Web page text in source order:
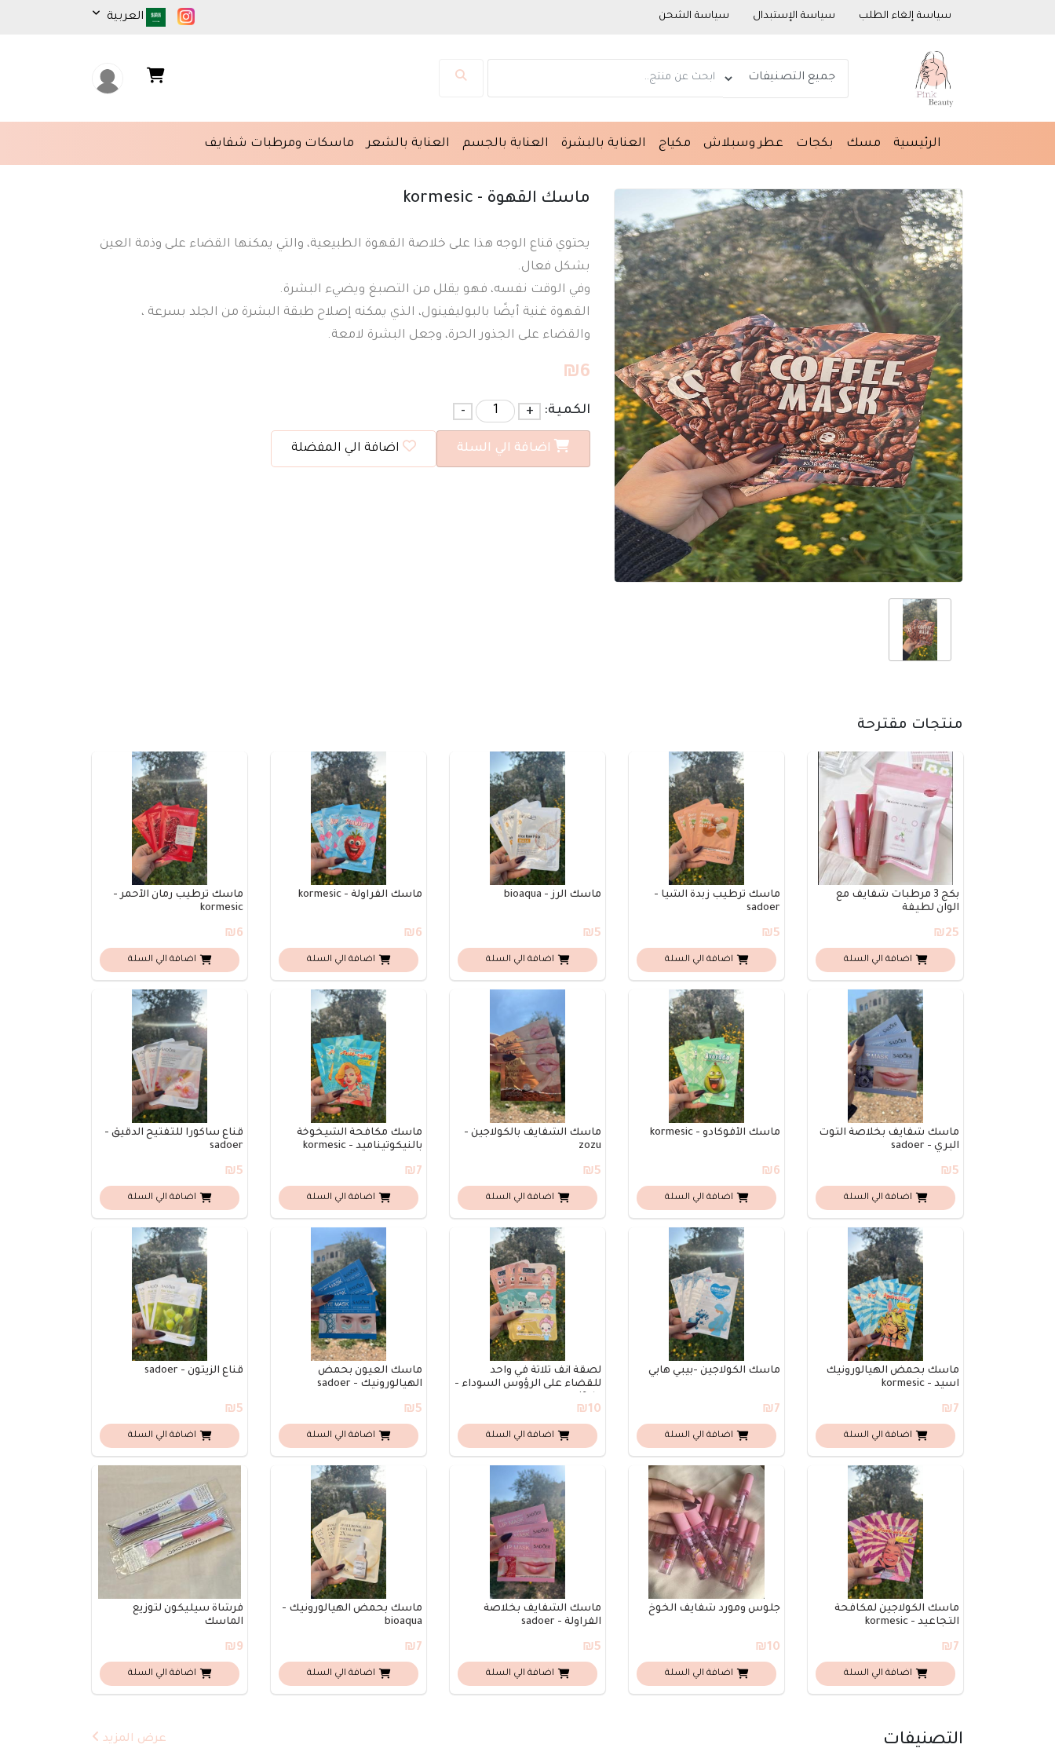
سياسة إلغاء الطلب سياسة الإستبدال سياسة الشحن العربية
الرئيسية مسك بكجات عطر وسبلاش مكياج العناية بالبشرة العناية بالجسم العناية بالشعر ماسكات ومرطبات شفايف
ماسك القهوة - kormesic
يحتوي قناع الوجه هذا على خلاصة القهوة الطبيعية، والتي يمكنها القضاء على وذمة العين
بشكل فعال.
وفي الوقت نفسه، فهو يقلل من التصبغ ويضيء البشرة.
القهوة غنية أيضًا بالبوليفينول، الذي يمكنه إصلاح طبقة البشرة من الجلد بسرعة ،
والقضاء على الجذور الحرة، وجعل البشرة لامعة.
₪6
الكمية: +
-
اضافة الي السلة اضافة الي المفضلة
منتجات مقترحة
بكج 3 مرطبات شفايف مع
الوان لطيفة
₪25
اضافة الي السلة
ماسك ترطيب زبدة الشيا -
sadoer
₪5
اضافة الي السلة
ماسك الرز - bioaqua
₪5
اضافة الي السلة
ماسك الفراولة - kormesic
₪6
اضافة الي السلة
ماسك ترطيب رمان الأحمر -
kormesic
₪6
اضافة الي السلة
ماسك شفايف بخلاصة التوت
البري - sadoer
₪5
اضافة الي السلة
ماسك الأفوكادو - kormesic
₪6
اضافة الي السلة
ماسك الشفايف بالكولاجين -
zozu
₪5
اضافة الي السلة
ماسك مكافحة الشيخوخة
بالنيكوتيناميد - kormesic
₪7
اضافة الي السلة
قناع ساكورا للتفتيح الدقيق -
sadoer
₪5
اضافة الي السلة
ماسك بحمض الهيالورونيك
اسيد - kormesic
₪7
اضافة الي السلة
ماسك الكولاجين -بيبي هابي
₪7
اضافة الي السلة
لصقة أنف ثلاثة في واحد
للقضاء على الرؤوس السوداء -
₪10
اضافة الي السلة
ماسك العيون بحمض
الهيالورونيك - sadoer
₪5
اضافة الي السلة
قناع الزيتون - sadoer
₪5
اضافة الي السلة
ماسك الكولاجين لمكافحة
التجاعيد - kormesic
₪7
اضافة الي السلة
جلوس ومورد شفايف الخوخ
₪10
اضافة الي السلة
ماسك الشفايف بخلاصة
الفراولة - sadoer
₪5
اضافة الي السلة
ماسك بحمض الهيالورونيك -
bioaqua
₪7
اضافة الي السلة
فرشاة سيليكون لتوزيع
الماسك
₪9
اضافة الي السلة
التصنيفات عرض المزيد